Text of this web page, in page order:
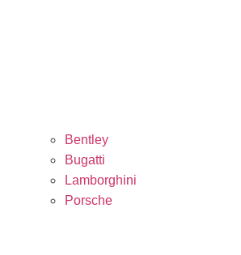
Bentley
Bugatti
Lamborghini
Porsche